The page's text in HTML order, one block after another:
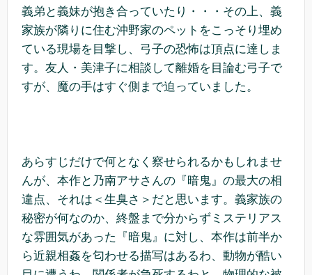
義弟と義妹が抱き合っていたり・・・その上、義
家族が隣りに住む沖野家のペットをこっそり埋め
ている現場を目撃し、弓子の恐怖は頂点に達しま
す。友人・美津子に相談して離婚を目論む弓子で
すが、魔の手はすぐ側まで迫っていました。
あらすじだけで何となく察せられるかもしれませ
んが、本作と乃南アサさんの『暗鬼』の最大の相
違点、それは＜生臭さ＞だと思います。義家族の
秘密が何なのか、終盤まで分からずミステリアス
な雰囲気があった『暗鬼』に対し、本作は前半か
ら近親相姦を匂わせる描写はあるわ、動物が酷い